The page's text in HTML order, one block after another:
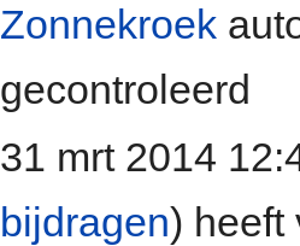
Zonnekroek
gecontroleerd
31 mrt 2014
bijdragen)